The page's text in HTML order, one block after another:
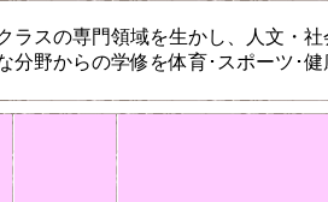
ラスの専門領域を生かし、人文・
分野からの学修を体育･スポーツ･